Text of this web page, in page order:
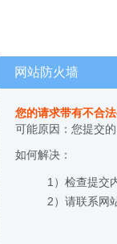
网站防火墙
您的请求带有不合
可能原因：您提交
如何解决：
1）检查提交
2）请联系网